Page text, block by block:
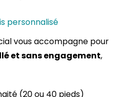
personnalisé
vous accompagne pour
et sans engagement,
(20 ou 40 pieds)